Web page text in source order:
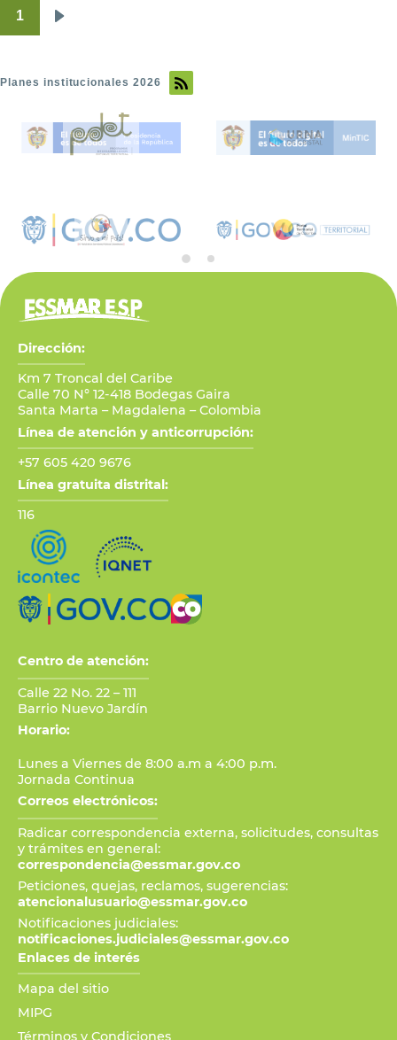
Paginación
1
Planes institucionales 2026
Dirección:
Km 7 Troncal del Caribe
Calle 70 N° 12-418 Bodegas Gaira
Santa Marta – Magdalena – Colombia
Línea de atención y anticorrupción:
+57 605 420 9676
Línea gratuita distrital:
116
Centro de atención:
Calle 22 No. 22 – 111
Barrio Nuevo Jardín
Horario:
Lunes a Viernes de 8:00 a.m a 4:00 p.m.
Jornada Continua
Correos electrónicos:
Radicar correspondencia externa, solicitudes, consultas
y trámites en general:
correspondencia@essmar.gov.co
Peticiones, quejas, reclamos, sugerencias:
atencionalusuario@essmar.gov.co
Notificaciones judiciales:
notificaciones.judiciales@essmar.gov.co
Enlaces de interés
Mapa del sitio
MIPG
Términos y Condiciones